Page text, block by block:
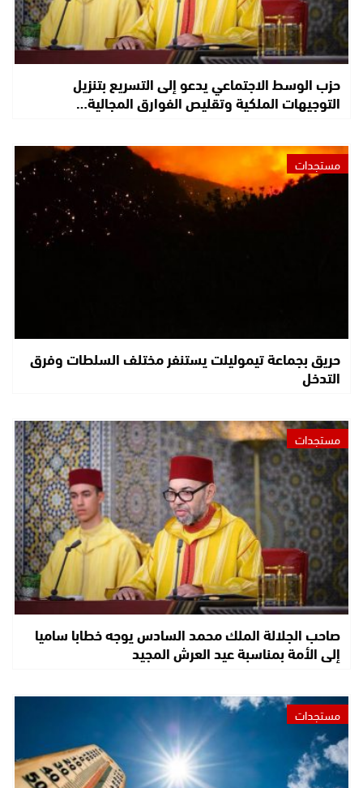
حزب الوسط الاجتماعي يدعو إلى التسريع بتنزيل
التوجيهات الملكية وتقليص الفوارق المجالية…
مستجدات
حريق بجماعة تيموليلت يستنفر مختلف السلطات وفرق
التدخل
مستجدات
صاحب الجلالة الملك محمد السادس يوجه خطابا ساميا
إلى الأمة بمناسبة عيد العرش المجيد
مستجدات